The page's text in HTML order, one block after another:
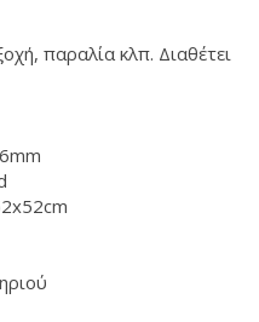
παραλία κλπ. Διαθέτει